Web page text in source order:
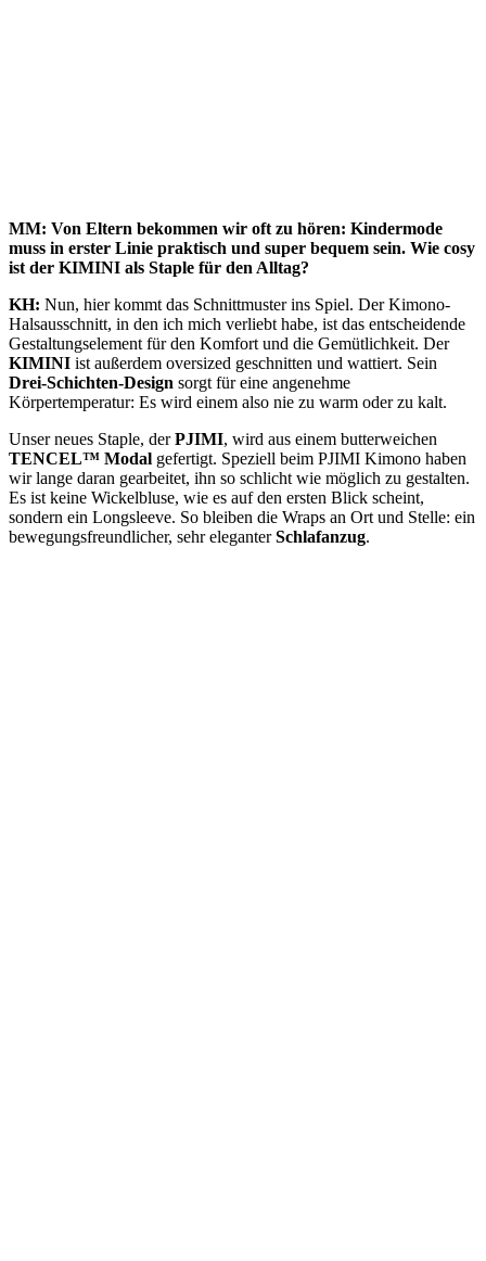
MM: Von Eltern bekommen wir oft zu hören: Kindermode
muss in erster Linie praktisch und super bequem sein. Wie cosy
ist der KIMINI als Staple für den Alltag?
KH: Nun, hier kommt das Schnittmuster ins Spiel. Der Kimono-
Halsausschnitt, in den ich mich verliebt habe, ist das entscheidende
Gestaltungselement für den Komfort und die Gemütlichkeit. Der
KIMINI ist außerdem oversized geschnitten und wattiert. Sein
Drei-Schichten-Design sorgt für eine angenehme
Körpertemperatur: Es wird einem also nie zu warm oder zu kalt.
Unser neues Staple, derPJIMI, wird aus einem butterweichen
TENCEL™ Modal gefertigt. Speziell beim PJIMI Kimono haben
wir lange daran gearbeitet, ihn so schlicht wie möglich zu gestalten.
Es ist keine Wickelbluse, wie es auf den ersten Blick scheint,
sondern ein Longsleeve. So bleiben die Wraps an Ort und Stelle: ein
bewegungsfreundlicher, sehr eleganterSchlafanzug.